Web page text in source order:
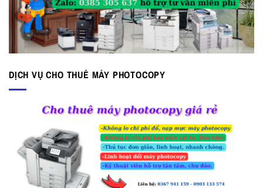
DỊCH VỤ CHO THUÊ MÁY PHOTOCOPY